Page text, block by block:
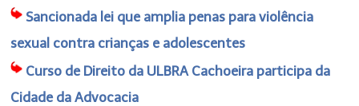
Sancionada lei que amplia penas para violência
sexual contra crianças e adolescentes
Curso de Direito da ULBRA Cachoeira participa da
Cidade da Advocacia